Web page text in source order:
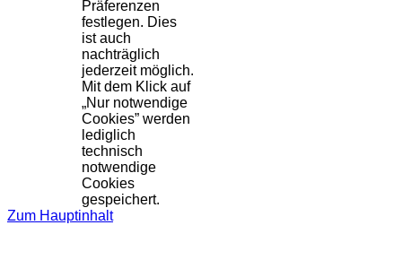
Präferenzen
festlegen. Dies
ist auch
nachträglich
jederzeit möglich.
Mit dem Klick auf
„Nur notwendige
Cookies” werden
lediglich
technisch
notwendige
Cookies
gespeichert.
Zum Hauptinhalt